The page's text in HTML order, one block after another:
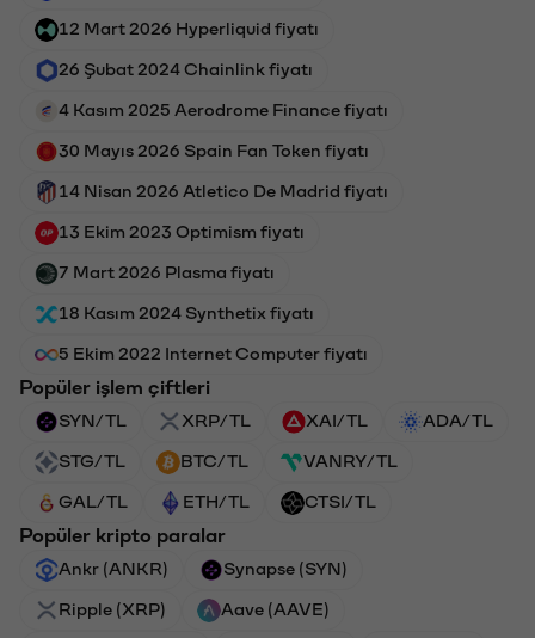
12 Mart 2026 Hyperliquid fiyatı
26 Şubat 2024 Chainlink fiyatı
4 Kasım 2025 Aerodrome Finance fiyatı
30 Mayıs 2026 Spain Fan Token fiyatı
14 Nisan 2026 Atletico De Madrid fiyatı
13 Ekim 2023 Optimism fiyatı
7 Mart 2026 Plasma fiyatı
18 Kasım 2024 Synthetix fiyatı
5 Ekim 2022 Internet Computer fiyatı
Popüler işlem çiftleri
SYN/TL XRP/TL XAI/TL ADA/TL
STG/TL BTC/TL VANRY/TL
GAL/TL ETH/TL CTSI/TL
Popüler kripto paralar
Ankr (ANKR) Synapse (SYN)
Ripple (XRP) Aave (AAVE)